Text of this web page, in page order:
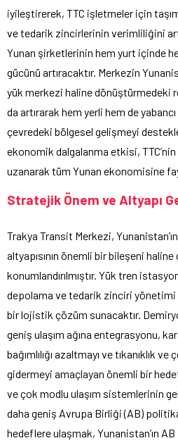
iyileştirerek, TTC işletmeler için
ve tedarik zincirlerinin verimliliğini
Yunan şirketlerinin hem yurt içinde
gücünü artıracaktır. Merkezin
yük merkezi haline dönüştürmedeki
da artırarak hem yerli hem de
çevredeki bölgesel gelişmeyi
ekonomik dalgalanma etkisi,
uzanarak tüm Yunan ekonomisine
Stratejik Önem ve Altyapı
Trakya Transit Merkezi,
altyapısının önemli bir bileşeni
konumlandırılmıştır. Yük tren
depolama ve tedarik zinciri
bir lojistik çözüm sunacaktır.
geniş ulaşım ağına entegrasyonu,
bağımlılığı azaltmayı ve tıkanıklık
gidermeyi amaçlayan önemli bir
ve çok modlu ulaşım sistemlerinin
daha geniş Avrupa Birliği (AB)
hedeflere ulaşmak, Yunanistan’ın